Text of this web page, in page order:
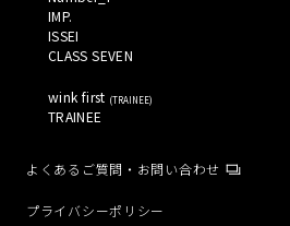
IMP.
ISSEI
CLASS SEVEN
wink first (TRAINEE)
TRAINEE
よくあるご質問・お問い合わせ
プライバシーポリシー